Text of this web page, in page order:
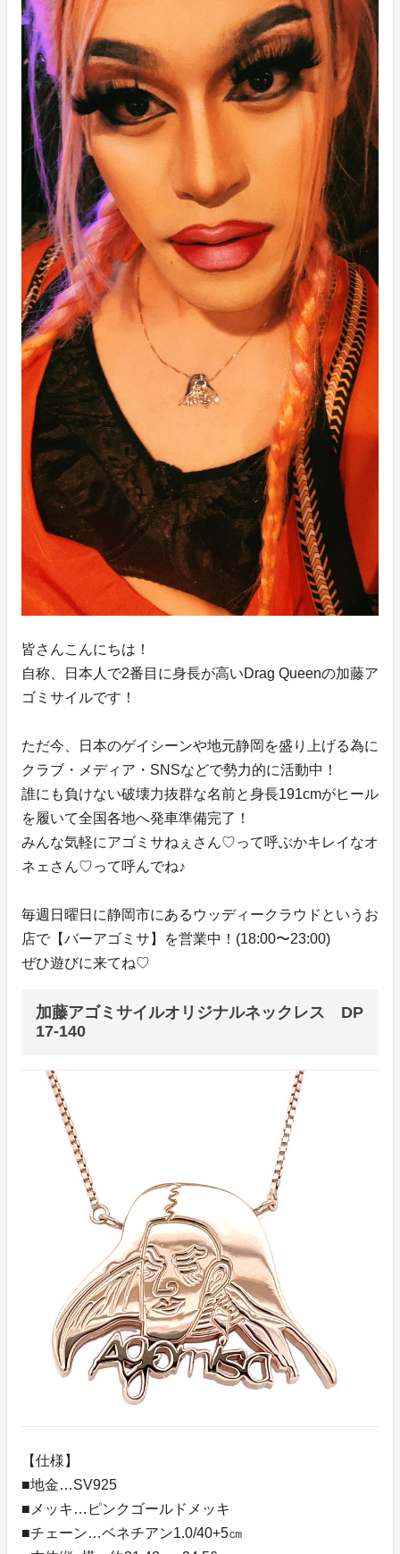
皆さんこんにちは！
自称、日本人で2番目に身長が高いDrag Queenの加藤ア
ゴミサイルです！
ただ今、日本のゲイシーンや地元静岡を盛り上げる為に
クラブ・メディア・SNSなどで勢力的に活動中！
誰にも負けない破壊力抜群な名前と身長191cmがヒール
を履いて全国各地へ発車準備完了！
みんな気軽にアゴミサねぇさん♡って呼ぶかキレイなオ
ネェさん♡って呼んでね♪
毎週日曜日に静岡市にあるウッディークラウドというお
店で【バーアゴミサ】を営業中！(18:00〜23:00)
ぜひ遊びに来てね♡
加藤アゴミサイルオリジナルネックレス DP
17-140
【仕様】
■地金…SV925
■メッキ…ピンクゴールドメッキ
■チェーン…ベネチアン1.0/40+5㎝